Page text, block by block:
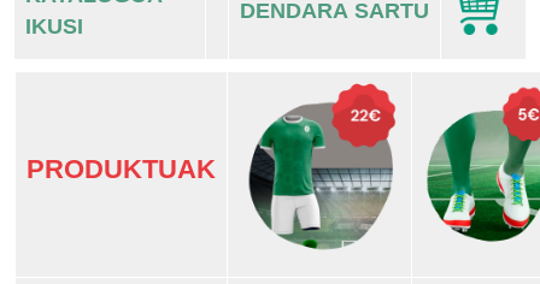
IKUSI
DENDARA SARTU
PRODUKTUAK